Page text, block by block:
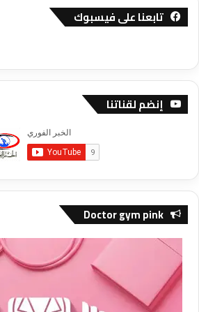
تابعنا على فيسبوك
إنضم لقناتنا
Doctor gym pink